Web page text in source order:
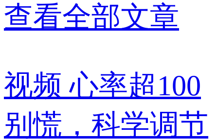
查看全部文章
视频 心率超100
别慌，科学调节